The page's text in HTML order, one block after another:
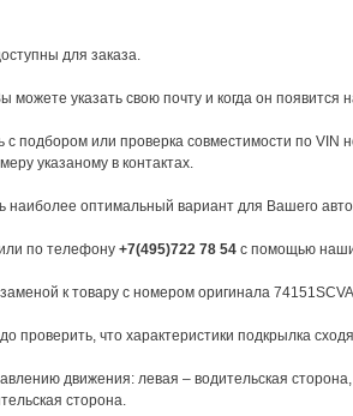
для заказа.
можете указать свою почту и когда он появится
подбором или проверка совместимости по VIN
указаному в контактах.
наиболее оптимальный вариант для Вашего
по телефону +7(495)722 78 54 с помощью
к товару с номером оригинала
проверить, что характеристики подкрылка
движения: левая – водительская
сторона.